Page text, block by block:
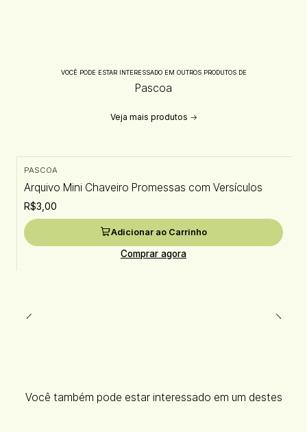
VOCÊ PODE ESTAR INTERESSADO EM OUTROS PRODUTOS DE
Pascoa
Veja mais produtos
PASCOA
Arquivo Mini Chaveiro Promessas com Versículos
R$3,00
Adicionar ao Carrinho
Comprar agora
Você também pode estar interessado em um destes